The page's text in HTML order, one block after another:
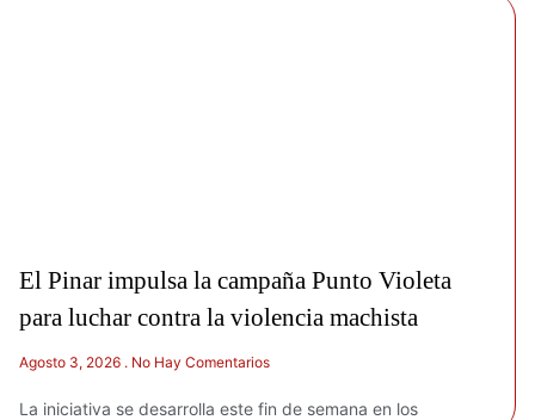
El Pinar impulsa la campaña Punto Violeta
para luchar contra la violencia machista
Agosto 3, 2026 No Hay Comentarios
La iniciativa se desarrolla este fin de semana en los